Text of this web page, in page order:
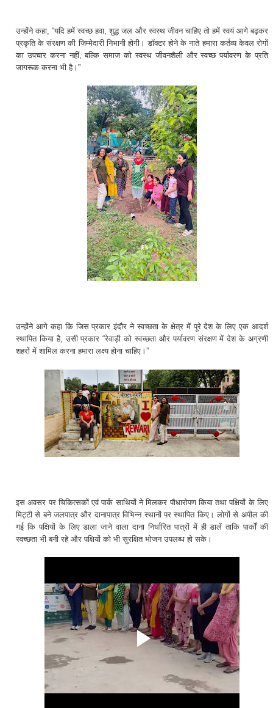
उन्होंने कहा, “यदि हमें स्वच्छ हवा, शुद्ध जल और स्वस्थ जीवन चाहिए तो हमें स्वयं आगे बढ़कर
प्रकृति के संरक्षण की जिम्मेदारी निभानी होगी। डॉक्टर होने के नाते हमारा कर्तव्य केवल रोगों
का उपचार करना नहीं, बल्कि समाज को स्वस्थ जीवनशैली और स्वच्छ पर्यावरण के प्रति
जागरूक करना भी है।”
उन्होंने आगे कहा कि जिस प्रकार इंदौर ने स्वच्छता के क्षेत्र में पूरे देश के लिए एक आदर्श
स्थापित किया है, उसी प्रकार “रेवाड़ी को स्वच्छता और पर्यावरण संरक्षण में देश के अग्रणी
शहरों में शामिल करना हमारा लक्ष्य होना चाहिए।”
इस अवसर पर चिकित्सकों एवं पार्क साथियों ने मिलकर पौधारोपण किया तथा पक्षियों के लिए
मिट्टी से बने जलपात्र और दानापात्र विभिन्न स्थानों पर स्थापित किए। लोगों से अपील की
गई कि पक्षियों के लिए डाला जाने वाला दाना निर्धारित पात्रों में ही डालें ताकि पार्कों की
स्वच्छता भी बनी रहे और पक्षियों को भी सुरक्षित भोजन उपलब्ध हो सके।